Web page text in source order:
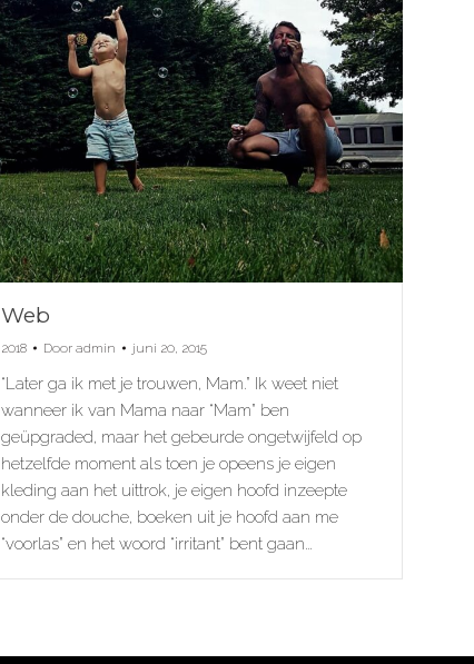
Web
2018 Door admin juni 20, 2015
“Later ga ik met je trouwen, Mam.” Ik weet niet
wanneer ik van Mama naar “Mam” ben
geüpgraded, maar het gebeurde ongetwijfeld op
hetzelfde moment als toen je opeens je eigen
kleding aan het uittrok, je eigen hoofd inzeepte
onder de douche, boeken uit je hoofd aan me
“voorlas” en het woord “irritant” bent gaan…